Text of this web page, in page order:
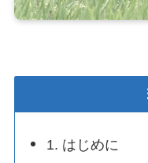
1. はじめに